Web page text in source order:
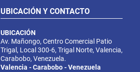
UBICACIÓN Y CONTACTO
UBICACIÓN
Av. Mañongo, Centro Comercial Patio
Trigal, Local 300-6, Trigal Norte, Valencia,
Carabobo, Venezuela.
Valencia - Carabobo - Venezuela